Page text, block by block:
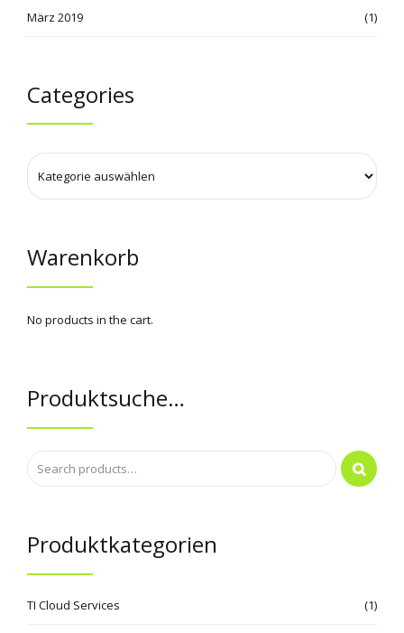
März 2019 (1)
Categories
Warenkorb
No products in the cart.
Produktsuche…
Produktkategorien
TI Cloud Services (1)